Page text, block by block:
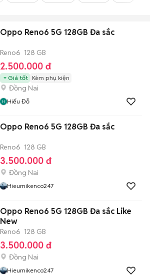
Oppo Reno6 5G 128GB Đa sắc
Reno6 128 GB
2.500.000 đ
Giá tốt Kèm phụ kiện
Đồng Nai
Hiếu Đỗ
Oppo Reno6 5G 128GB Đa sắc
Reno6 128 GB
3.500.000 đ
Đồng Nai
Hieumikenco247
Oppo Reno6 5G 128GB Đa sắc Like
New
Reno6 128 GB
3.500.000 đ
Đồng Nai
Hieumikenco247